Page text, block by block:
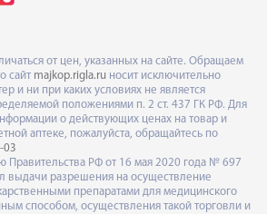
от цен, указанных на сайте. Обращаем
сайт majkop.rigla.ru носит исключительно
и ни при каких условиях не является
положениями п. 2 ст. 437 ГК РФ. Для
о действующих ценах на товар и
аптеке, пожалуйста, обращайтесь по
03
Правительства РФ от 16 мая 2020 года № 697
выдачи разрешения на осуществление
препаратами для медицинского
способом, осуществления такой торговли и